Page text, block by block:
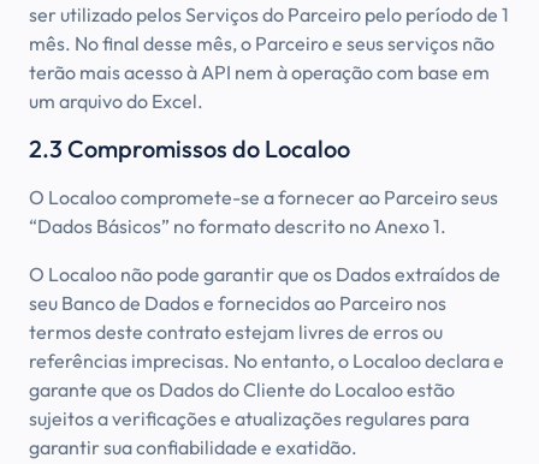
ser utilizado pelos Serviços do Parceiro pelo período de 1
mês. No final desse mês, o Parceiro e seus serviços não
terão mais acesso à API nem à operação com base em
um arquivo do Excel.
2.3 Compromissos do Localoo
O Localoo compromete-se a fornecer ao Parceiro seus
“Dados Básicos” no formato descrito no Anexo 1.
O Localoo não pode garantir que os Dados extraídos de
seu Banco de Dados e fornecidos ao Parceiro nos
termos deste contrato estejam livres de erros ou
referências imprecisas. No entanto, o Localoo declara e
garante que os Dados do Cliente do Localoo estão
sujeitos a verificações e atualizações regulares para
garantir sua confiabilidade e exatidão.